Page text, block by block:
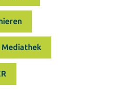
Mediathek